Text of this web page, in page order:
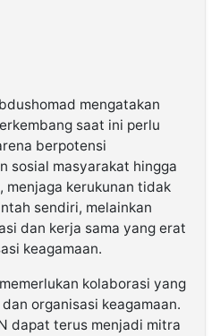
mengatakan
saat ini perlu
berpotensi
sosial masyarakat hingga
menjaga kerukunan tidak
sendiri, melainkan
dan kerja sama yang erat
keagamaan.
kolaborasi yang
organisasi keagamaan.
dapat terus menjadi mitra